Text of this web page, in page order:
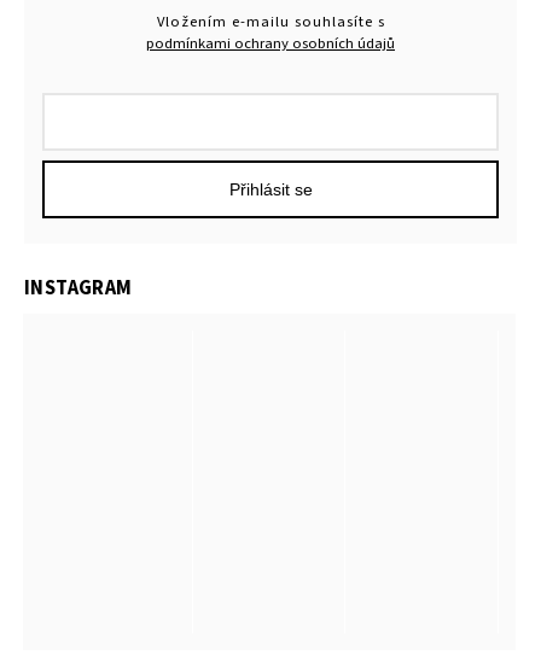
Vložením e-mailu souhlasíte s
podmínkami ochrany osobních údajů
Přihlásit se
INSTAGRAM